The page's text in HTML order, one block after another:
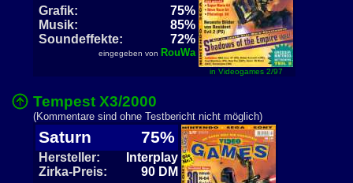
Grafik:
75%
Musik:
85%
Soundeffekte:
72%
eingegeben von RouWa
in Videogames 2/97
Tempest X3/2000
(Kommentare sind ohne Testbericht nicht möglich)
Saturn 75%
Hersteller:
Interplay
Zirka-Preis:
90 DM